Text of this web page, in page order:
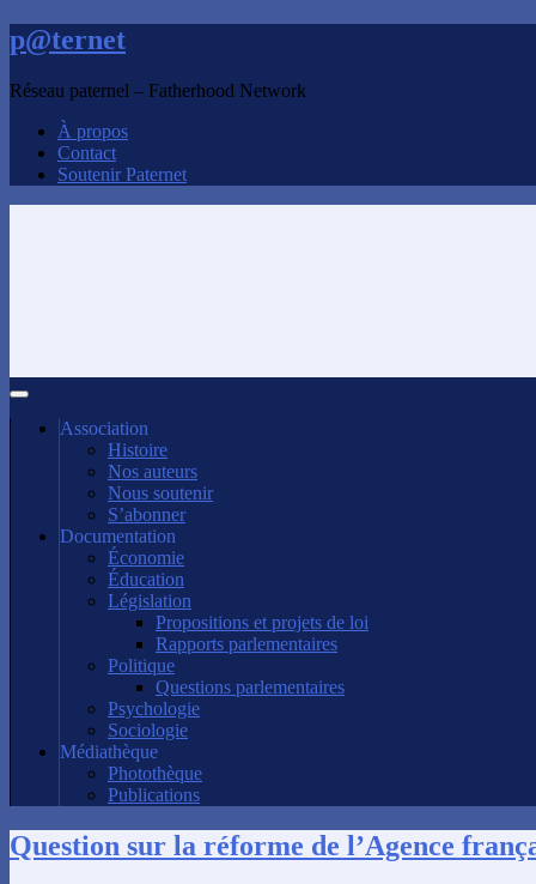
p@ternet
Réseau paternel – Fatherhood Network
À propos
Contact
Soutenir Paternet
Association
Histoire
Nos auteurs
Nous soutenir
S’abonner
Documentation
Économie
Éducation
Législation
Propositions et projets de loi
Rapports parlementaires
Politique
Questions parlementaires
Psychologie
Sociologie
Médiathèque
Photothèque
Publications
Question sur la réforme de l’Agence